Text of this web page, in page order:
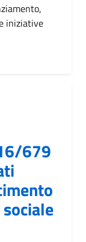
iniziative
679